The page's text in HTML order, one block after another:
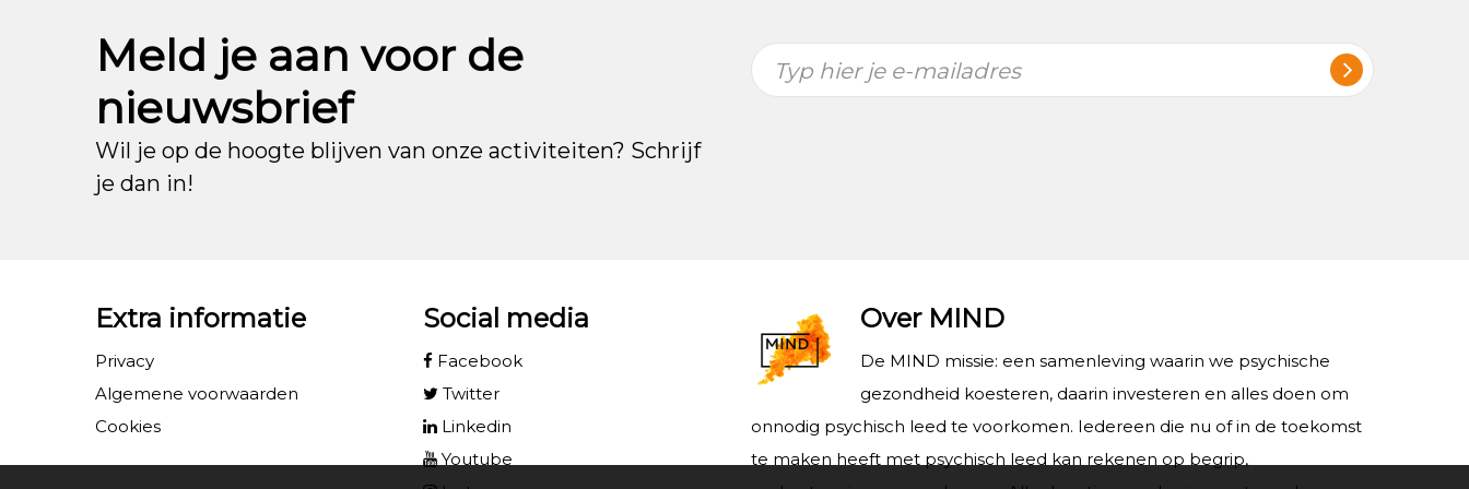
Meld je aan voor de
nieuwsbrief
Wil je op de hoogte blijven van onze activiteiten? Schrijf
je dan in!
Typ hier je e-mailadres
Extra informatie
Privacy
Algemene voorwaarden
Cookies
Social media
Facebook
Twitter
Linkedin
Youtube
Over MIND
De MIND missie: een samenleving waarin we psychische
gezondheid koesteren, daarin investeren en alles doen om
onnodig psychisch leed te voorkomen. Iedereen die nu of in de toekomst
te maken heeft met psychisch leed kan rekenen op begrip,